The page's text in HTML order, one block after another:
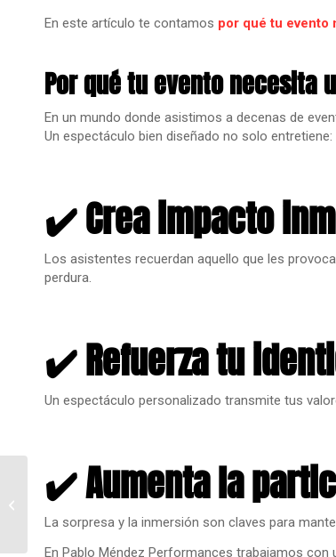
En este artículo te contamos por qué tu evento
Por qué tu evento necesita
En un mundo donde asistimos a decenas de
Un espectáculo bien diseñado no solo entretiene:
✔️ Crea impacto
Los asistentes recuerdan aquello que les
perdura.
✔️ Refuerza tu
Un espectáculo personalizado transmite tus
✔️ Aumenta la
La sorpresa y la inmersión son claves para
En Pablo Méndez Performances trabajamos
Pablo Méndez
Performances presenta
su Gira de Navidad 2025
junto a El Corte...